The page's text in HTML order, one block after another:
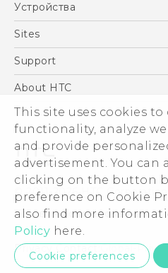
This site uses cookies
functionality, analyze
and provide
advertisement. You can
clicking on the button
preference on Cookie
also find more
Policy here.
Cookie preferences
Қазақ -
Устройства
5G
EXODUS
VIVE
Sites
HTC Dev
Support
ПОДДЕРЖКА
About HTC
ESG
Инвестирование
Политика
Безопасность продуктов
Вакансии
Security and Privacy
© 2011-2026 HTC Corporation
Условия использования.
Privacy Contact: Global-